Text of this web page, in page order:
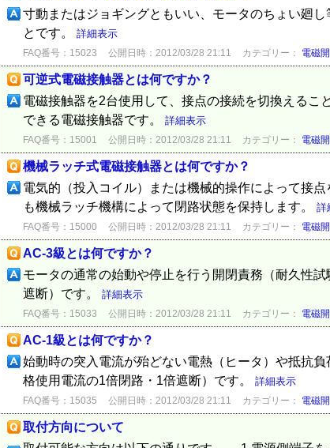
寸動またはジョギングともいい、モータのちょい廻
とです。 詳細表示
FAQ番号：15023 公開日時：2012/03/28 21:11 カテゴリー： 電磁
可逆式電磁接触器とは何ですか？
電磁接触器を2台使用して、接点の接続を切換えるこ
できる電磁接触器です。 詳細表示
FAQ番号：15001 公開日時：2012/03/28 21:11 カテゴリー： 電磁
機械ラッチ式電磁接触器とは何ですか？
電気的（投入コイル）または機械的操作によって接
も機械ラッチ機構によって閉路状態を保持します。 詳
FAQ番号：15000 公開日時：2012/03/28 21:11 カテゴリー： 電磁
AC-3級とは何ですか？
モータの通常の始動や停止を行う開閉責務（耐久性
遮断）です。 詳細表示
FAQ番号：15033 公開日時：2012/03/28 21:11 カテゴリー： 電磁
AC-1級とは何ですか？
始動時の突入電流が殆どない電熱（ヒータ）や抵抗
格使用電流の1倍閉路・1倍遮断）です。 詳細表示
FAQ番号：15035 公開日時：2012/03/28 21:11 カテゴリー： 電磁
取付方向について